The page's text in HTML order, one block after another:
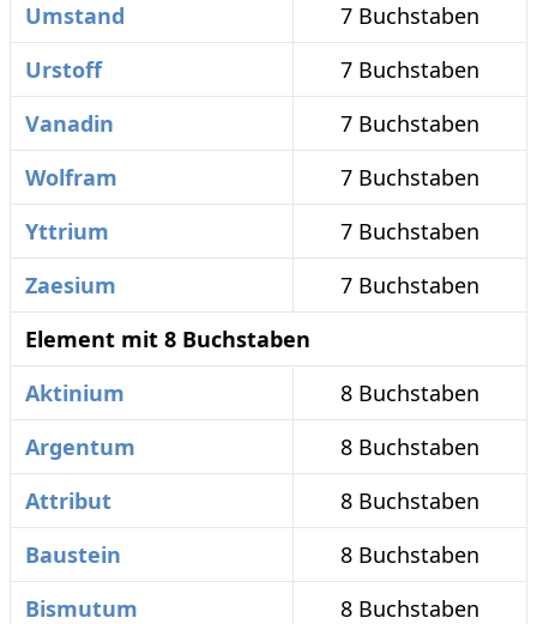
Umstand
7 Buchstaben
Urstoff
7 Buchstaben
Vanadin
7 Buchstaben
Wolfram
7 Buchstaben
Yttrium
7 Buchstaben
Zaesium
7 Buchstaben
Element mit 8 Buchstaben
Aktinium
8 Buchstaben
Argentum
8 Buchstaben
Attribut
8 Buchstaben
Baustein
8 Buchstaben
Bismutum
8 Buchstaben